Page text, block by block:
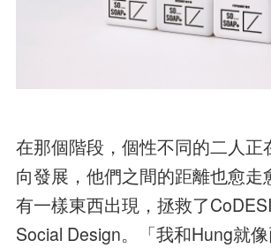
在那個階段，個性不同的二人正
向發展，他們之間的距離也愈走
有一樣東西出現，拯救了
Social Design。「我和Hung就